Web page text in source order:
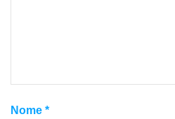
Nome *